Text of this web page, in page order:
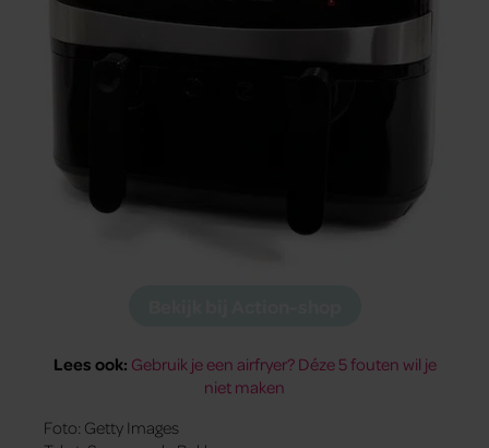
Lees ook: Gebruik je een airfryer? Déze 5 fouten wil je
niet maken
Foto: Getty Images